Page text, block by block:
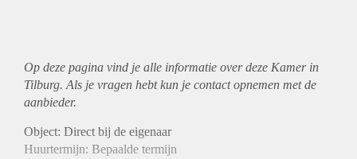
Op deze pagina vind je alle informatie over deze Kamer in
Tilburg. Als je vragen hebt kun je contact opnemen met de
aanbieder.
Object: Direct bij de eigenaar
Huurtermijn: Bepaalde termijn